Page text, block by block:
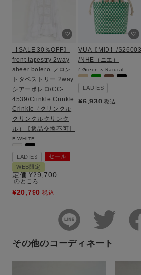
【SALE 30％OFF】
front tapestry 2way
sheer bolero フロン
トタペストリー 2way
シアーボレロ/CC-
4539/Crinkle Crinkle
Crinkle（クリンクル
クリンクルクリンク
ル）【返品交換不可】
F WHITE
LADIES
セール
WEB限定
定価 ¥29,700
のところ
¥20,790 税込
VUA【MID】/S26003
/NHE（ニエ）
f Green × Natural
LADIES
¥6,930 税込
その他のコーディネート